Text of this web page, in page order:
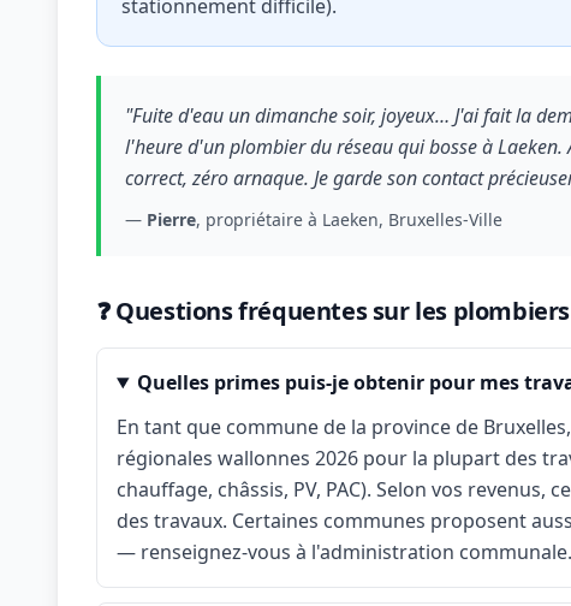
stationnement difficile).
"Fuite d'eau un dimanche soir, joyeux… J'ai fait la
l'heure d'un plombier du réseau qui bosse à
correct, zéro arnaque. Je garde son contact
— Pierre, propriétaire à Laeken, Bruxelles-Ville
❓ Questions fréquentes sur les
Quelles primes puis-je obtenir pour mes
En tant que commune de la province de
régionales wallonnes 2026 pour la plupart des
chauffage, châssis, PV, PAC). Selon vos revenus,
des travaux. Certaines communes proposent
— renseignez-vous à l'administration communale.